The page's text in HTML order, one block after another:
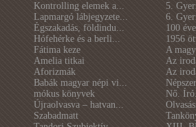
Kontrolling elemek a...
Lapmargó lábjegyzete...
Égszakadás, földindu...
Hófehérke és a berli...
Fátima keze
Amelia titkai
Aforizmák
Babák magyar népi vi...
mókus könyvek
Újraolvasva – hatvan...
Szabadmatt
5.
6.
100
1956
A
Az
Az
Nő.